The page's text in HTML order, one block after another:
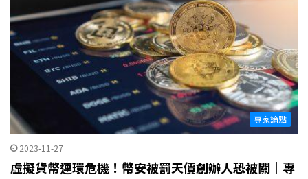
專家論點
2023-11-27
虛擬貨幣連環危機！幣安被罰天價創辦人恐被關｜專